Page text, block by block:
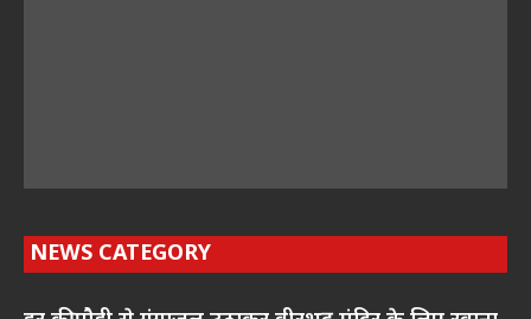
NEWS CATEGORY